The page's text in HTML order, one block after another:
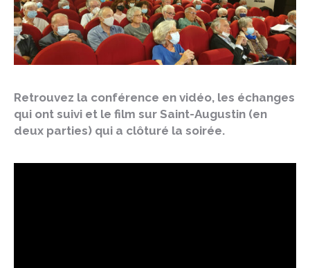
Retrouvez la conférence en vidéo, les échanges
qui ont suivi et le film sur Saint-Augustin (en
deux parties) qui a clôturé la soirée.